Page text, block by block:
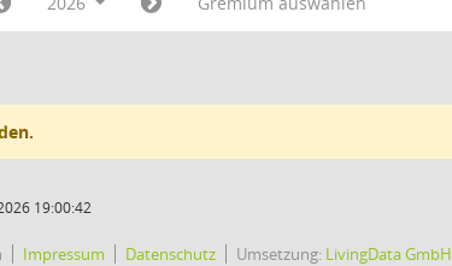
19:00:42
Impressum Datenschutz Umsetzung: LivingData GmbH